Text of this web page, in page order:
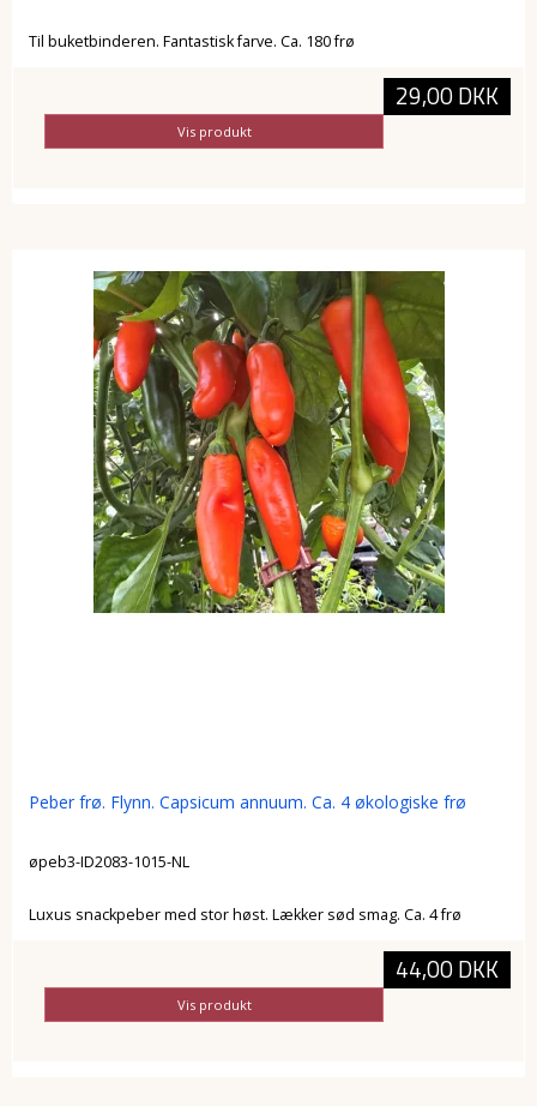
Til buketbinderen. Fantastisk farve. Ca. 180 frø
29,00 DKK
Vis produkt
Peber frø. Flynn. Capsicum annuum. Ca. 4 økologiske frø
øpeb3-ID2083-1015-NL
Luxus snackpeber med stor høst. Lækker sød smag. Ca. 4 frø
44,00 DKK
Vis produkt